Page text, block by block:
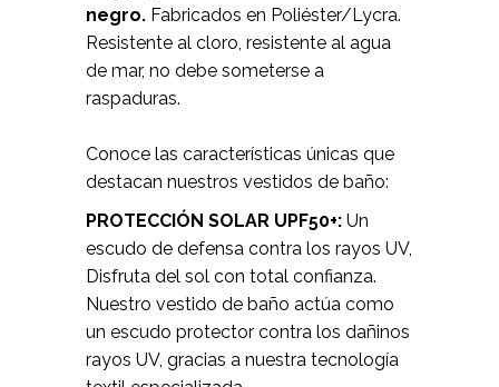
negro. Fabricados en Poliéster/Lycra.
Resistente al cloro, resistente al agua
de mar, no debe someterse a
raspaduras.
Conoce las características únicas que
destacan nuestros vestidos de baño:
PROTECCIÓN SOLAR UPF50+: Un
escudo de defensa contra los rayos UV,
Disfruta del sol con total confianza.
Nuestro vestido de baño actúa como
un escudo protector contra los dañinos
rayos UV, gracias a nuestra tecnología